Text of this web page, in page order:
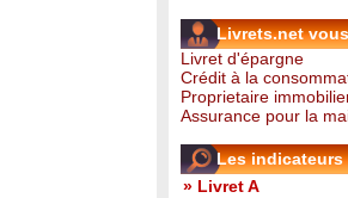
Livrets.net
Livret d'épargne
Crédit à la
Proprietaire
Assurance pour la
Les indicateurs
» Livret A